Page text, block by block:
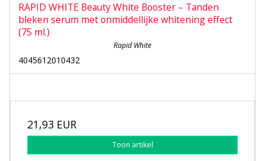
RAPID WHITE Beauty White Booster – Tanden
bleken serum met onmiddellijke whitening effect
(75 ml.)
Rapid White
4045612010432
21,93 EUR
Toon artikel